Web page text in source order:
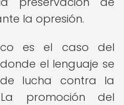
la opresión.
es el caso del
el lenguaje se
lucha contra la
promoción del